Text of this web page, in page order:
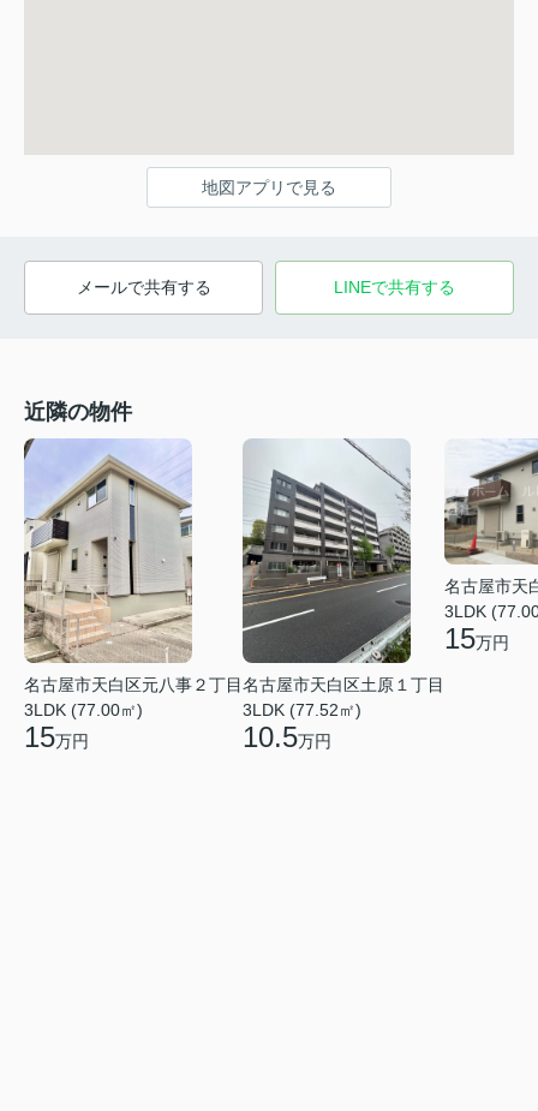
地図アプリで見る
メールで共有する LINEで共有する
近隣の物件
名古屋市天白区元八事２丁目
3LDK (77.00㎡)
15万円
名古屋市天白区土原１丁目
3LDK (77.52㎡)
10.5万円
名古屋市天
3LDK
15万円